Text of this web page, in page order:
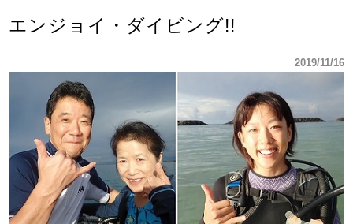
エンジョイ・ダイビング!!
2019/11/16